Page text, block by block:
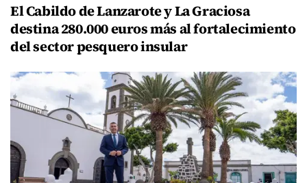
El Cabildo de Lanzarote y La Graciosa
destina 280.000 euros más al fortalecimiento
del sector pesquero insular